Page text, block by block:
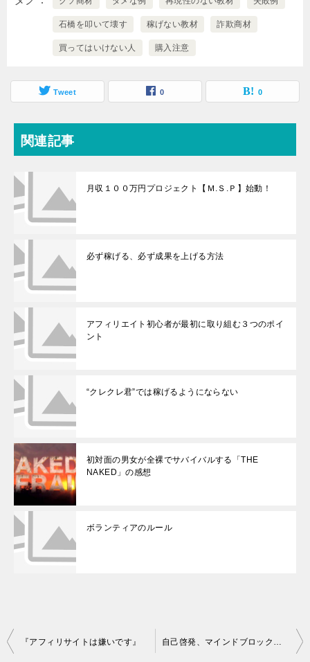
石橋を叩いて壊す 稼げない教材 詐欺商材
買ってはいけない人 購入注意
Tweet 0 0
関連記事
月収１００万円プロジェクト【Ｍ.Ｓ.Ｐ】始動！
必ず稼げる、必ず成果を上げる方法
アフィリエイト初心者が最初に取り組む３つのポイ
ント
“クレクレ君”では稼げるようにならない
初対面の男女が全裸でサバイバルする「THE
NAKED」の感想
ボランティアのルール
投
『アフィリサイトは嫌いです』 自己啓発、マインドブロック、ビリーフ